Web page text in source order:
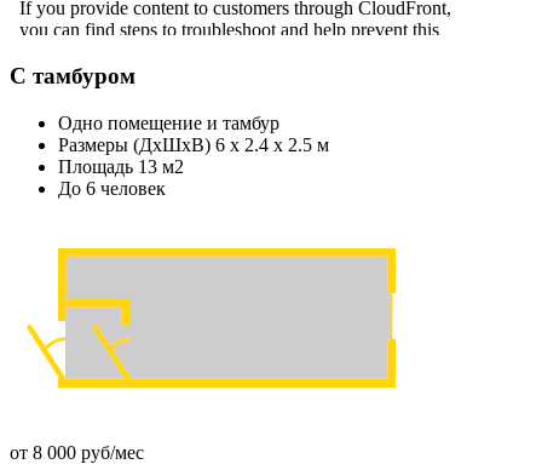
С тамбуром
Одно помещение и тамбур
Размеры (ДхШхВ) 6 х 2.4 х 2.5 м
Площадь 13 м2
До 6 человек
от 8 000 руб/мес